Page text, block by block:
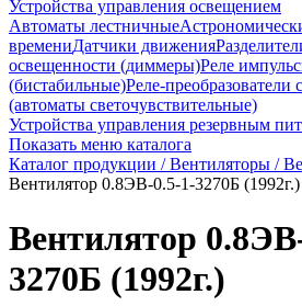
Устройства управления освещением
Автоматы лестничные
времениДатчики движения
освещенности (диммеры)Реле
(бистабильные)Реле-преобразователи
(автоматы светочувствительные)
Устройства управления резервным
Показать меню каталога
Каталог продукции /Вентиляторы /
Вентилятор 0.8ЭВ-0.5-1-3270Б (1992г.)
Вентилятор
3270Б (1992г.)